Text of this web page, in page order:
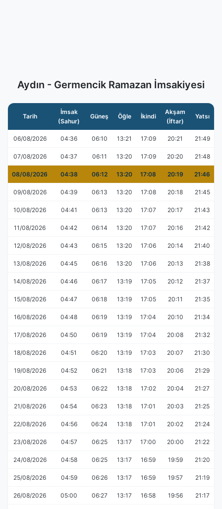
Aydın - Germencik Ramazan İmsakiyesi
Tarih
İmsak
(Sahur)
Güneş Öğle İkindi
Akşam
(İftar)
Yatsı
06/08/2026 04:36 06:10 13:21 17:09 20:21 21:49
07/08/2026 04:37 06:11 13:20 17:09 20:20 21:48
08/08/2026 04:38 06:12 13:20 17:08 20:19 21:46
09/08/2026 04:39 06:13 13:20 17:08 20:18 21:45
10/08/2026 04:41 06:13 13:20 17:07 20:17 21:43
11/08/2026 04:42 06:14 13:20 17:07 20:16 21:42
12/08/2026 04:43 06:15 13:20 17:06 20:14 21:40
13/08/2026 04:45 06:16 13:20 17:06 20:13 21:38
14/08/2026 04:46 06:17 13:19 17:05 20:12 21:37
15/08/2026 04:47 06:18 13:19 17:05 20:11 21:35
16/08/2026 04:48 06:19 13:19 17:04 20:10 21:34
17/08/2026 04:50 06:19 13:19 17:04 20:08 21:32
18/08/2026 04:51 06:20 13:19 17:03 20:07 21:30
19/08/2026 04:52 06:21 13:18 17:03 20:06 21:29
20/08/2026 04:53 06:22 13:18 17:02 20:04 21:27
21/08/2026 04:54 06:23 13:18 17:01 20:03 21:25
22/08/2026 04:56 06:24 13:18 17:01 20:02 21:24
23/08/2026 04:57 06:25 13:17 17:00 20:00 21:22
24/08/2026 04:58 06:25 13:17 16:59 19:59 21:20
25/08/2026 04:59 06:26 13:17 16:59 19:57 21:19
26/08/2026 05:00 06:27 13:17 16:58 19:56 21:17